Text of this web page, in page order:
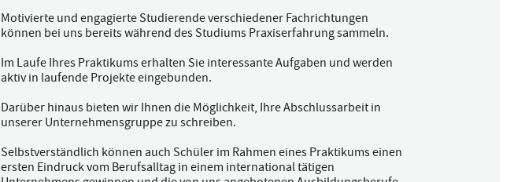
Motivierte und engagierte Studierende verschiedener Fachrichtungen
können bei uns bereits während des Studiums Praxiserfahrung sammeln.
Im Laufe Ihres Praktikums erhalten Sie interessante Aufgaben und werden
aktiv in laufende Projekte eingebunden.
Darüber hinaus bieten wir Ihnen die Möglichkeit, Ihre Abschlussarbeit in
unserer Unternehmensgruppe zu schreiben.
Selbstverständlich können auch Schüler im Rahmen eines Praktikums einen
ersten Eindruck vom Berufsalltag in einem international tätigen